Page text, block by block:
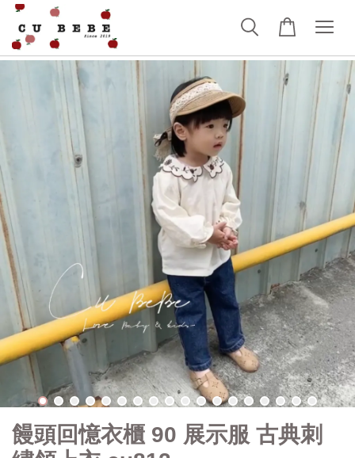
饅頭回憶衣櫃 90 展示服 古典刺